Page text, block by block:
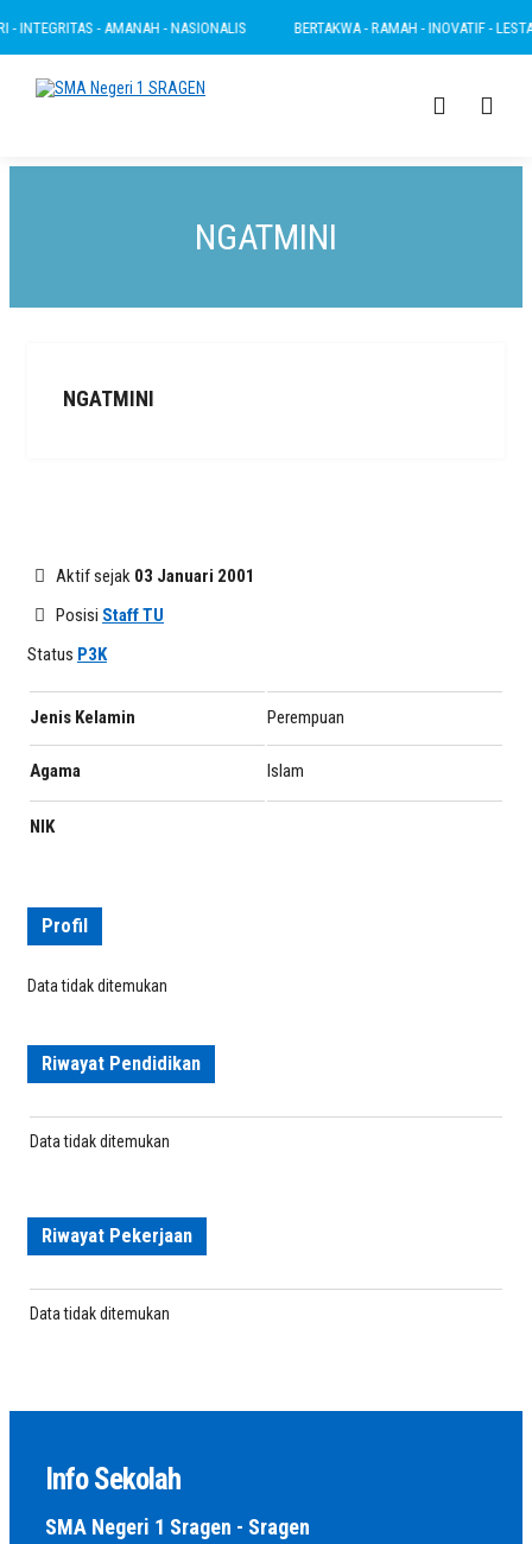
- AMANAH - NASIONALIS BERTAKWA - RAMAH - INOVATIF -
NGATMINI
NGATMINI
Aktif sejak 03 Januari 2001
Posisi Staff TU
Status P3K
Jenis Kelamin Perempuan
Agama Islam
NIK
Profil
Data tidak ditemukan
Riwayat Pendidikan
Data tidak ditemukan
Riwayat Pekerjaan
Data tidak ditemukan
Info Sekolah
SMA Negeri 1 Sragen - Sragen